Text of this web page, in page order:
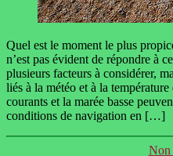
Quel est le moment le plus
n’est pas évident de répondre à
plusieurs facteurs à considérer,
liés à la météo et à la
courants et la marée basse
conditions de navigation en […]
Non